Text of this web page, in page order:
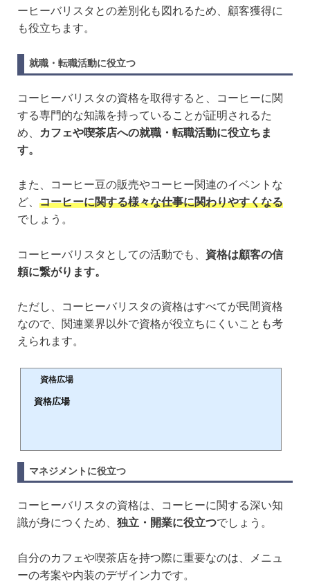
ーヒーバリスタとの差別化も図れるため、顧客獲得に
も役立ちます。
就職・転職活動に役立つ
コーヒーバリスタの資格を取得すると、コーヒーに関
する専門的な知識を持っていることが証明されるた
め、
カフェや喫茶店への就職・転職活動に役立ちま
す。
また、コーヒー豆の販売やコーヒー関連のイベントな
ど、 コーヒーに関する様々な仕事に関わりやすくなる
でしょう。
コーヒーバリスタとしての活動でも、 資格は顧客の信
頼に繋がります。
ただし、コーヒーバリスタの資格はすべてが民間資格
なので、関連業界以外で資格が役立ちにくいことも考
えられます。
資格広場
資格広場
役立つ資格・検定試験選びから取得・合格まで徹底サポート
マネジメントに役立つ
コーヒーバリスタの資格は、コーヒーに関する深い知
識が身につくため、 独立・開業に役立つでしょう。
自分のカフェや喫茶店を持つ際に重要なのは、メニュ
ーの考案や内装のデザイン力です。